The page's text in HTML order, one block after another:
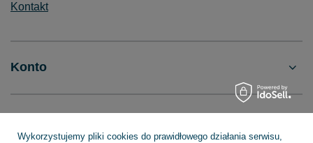
Kontakt
Konto
Wykorzystujemy pliki cookies do prawidłowego działania serwisu,